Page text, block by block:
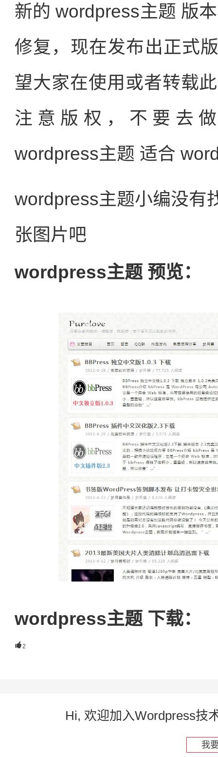
新的 wordpress主题 版
修复，现在发布出正式
望大家在使用或者转载
注意版权，不要去
wordpress主题 适合
wordpress主题小编没有
张图片吧
wordpress主题 预览：
wordpress主题 下载：
2
Hi, 欢迎加入Wordpress技
我